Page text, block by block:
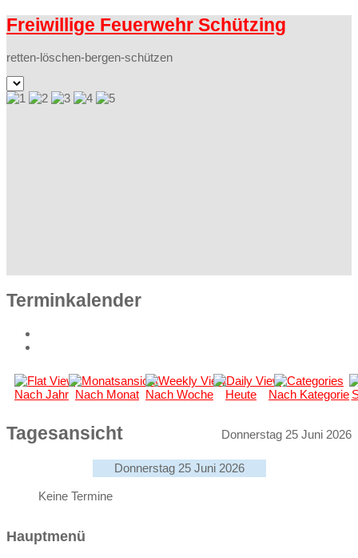
Freiwillige Feuerwehr Schützing
retten-löschen-bergen-schützen
Terminkalender
Nach Jahr Nach Monat Nach Woche Heute Nach Kategorie
Tagesansicht Donnerstag 25 Juni 2026
Donnerstag 25 Juni 2026
Keine Termine
Hauptmenü